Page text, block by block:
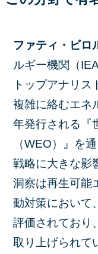
ファティ・ビロ
ルギー機関（
トップアナリ
複雑に絡むエネ
年発行される『
（WEO）』を
戦略に大きな影
洞察は再生可能
動対策において
評価されており
取り上げられて